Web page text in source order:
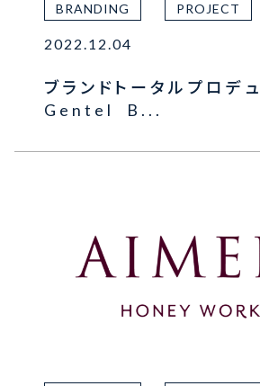
BRANDING PROJECT
2022.12.04
ブランドトータルプロデ
Gentel B...